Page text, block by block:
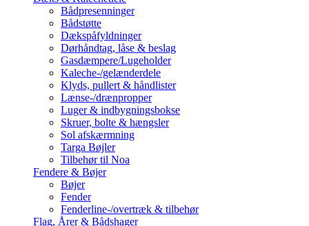
Bådpresenninger
Bådstøtte
Dækspåfyldninger
Dørhåndtag, låse & beslag
Gasdæmpere/Lugeholder
Kaleche-/gelænderdele
Klyds, pullert & håndlister
Lænse-/drænpropper
Luger & indbygningsbokse
Skruer, bolte & hængsler
Sol afskærmning
Targa Bøjler
Tilbehør til Noa
Fendere & Bøjer
Bøjer
Fender
Fenderline-/overtræk & tilbehør
Flag, Årer & Bådshager